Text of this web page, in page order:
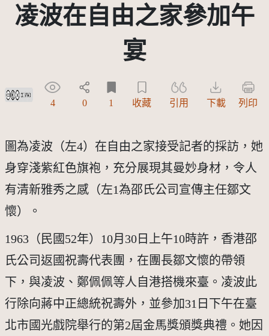
凌波在自由之家參加午
宴
創用CC姓名標示-禁止改作 3.0 台灣及其後版本(CC BY-ND 3.0 TW +)
4 0 1 收藏 引用 下載 列印
圖為凌波（左4）在自由之家接受記者的採訪，她
身穿淺紫紅色旗袍，充分展現其曼妙身材，令人
有清新雅秀之感（左1為邵氏公司宣傳主任鄒文
懷）。
1963（民國52年）10月30日上午10時許，香港邵
氏公司返國祝壽代表團，在團長鄒文懷的帶領
下，與凌波、鄭佩佩等人自港搭機來臺。凌波此
行除向蔣中正總統祝壽外，並參加31日下午在臺
北市國光戲院舉行的第2屆金馬獎頒獎典禮。她因